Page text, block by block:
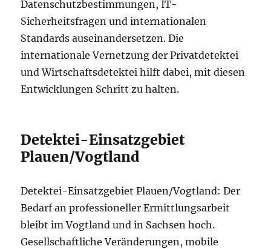
Datenschutzbestimmungen, IT-
Sicherheitsfragen und internationalen
Standards auseinandersetzen. Die
internationale Vernetzung der Privatdetektei
und Wirtschaftsdetektei hilft dabei, mit diesen
Entwicklungen Schritt zu halten.
Detektei-Einsatzgebiet
Plauen/Vogtland
Detektei-Einsatzgebiet Plauen/Vogtland: Der
Bedarf an professioneller Ermittlungsarbeit
bleibt im Vogtland und in Sachsen hoch.
Gesellschaftliche Veränderungen, mobile